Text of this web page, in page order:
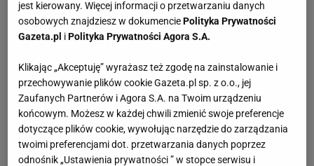
jest kierowany. Więcej informacji o przetwarzaniu danych
osobowych znajdziesz w dokumenciePolityka Prywatności
Gazeta.pl iPolityka Prywatności Agora S.A.
Klikając „Akceptuję” wyrażasz też zgodę na zainstalowanie i
przechowywanie plików cookie Gazeta.pl sp. z o.o., jej
Zaufanych Partnerów i Agora S.A. na Twoim urządzeniu
końcowym. Możesz w każdej chwili zmienić swoje preferencje
dotyczące plików cookie, wywołując narzędzie do zarządzania
twoimi preferencjami dot. przetwarzania danych poprzez
odnośnik „Ustawienia prywatności ” w stopce serwisu i